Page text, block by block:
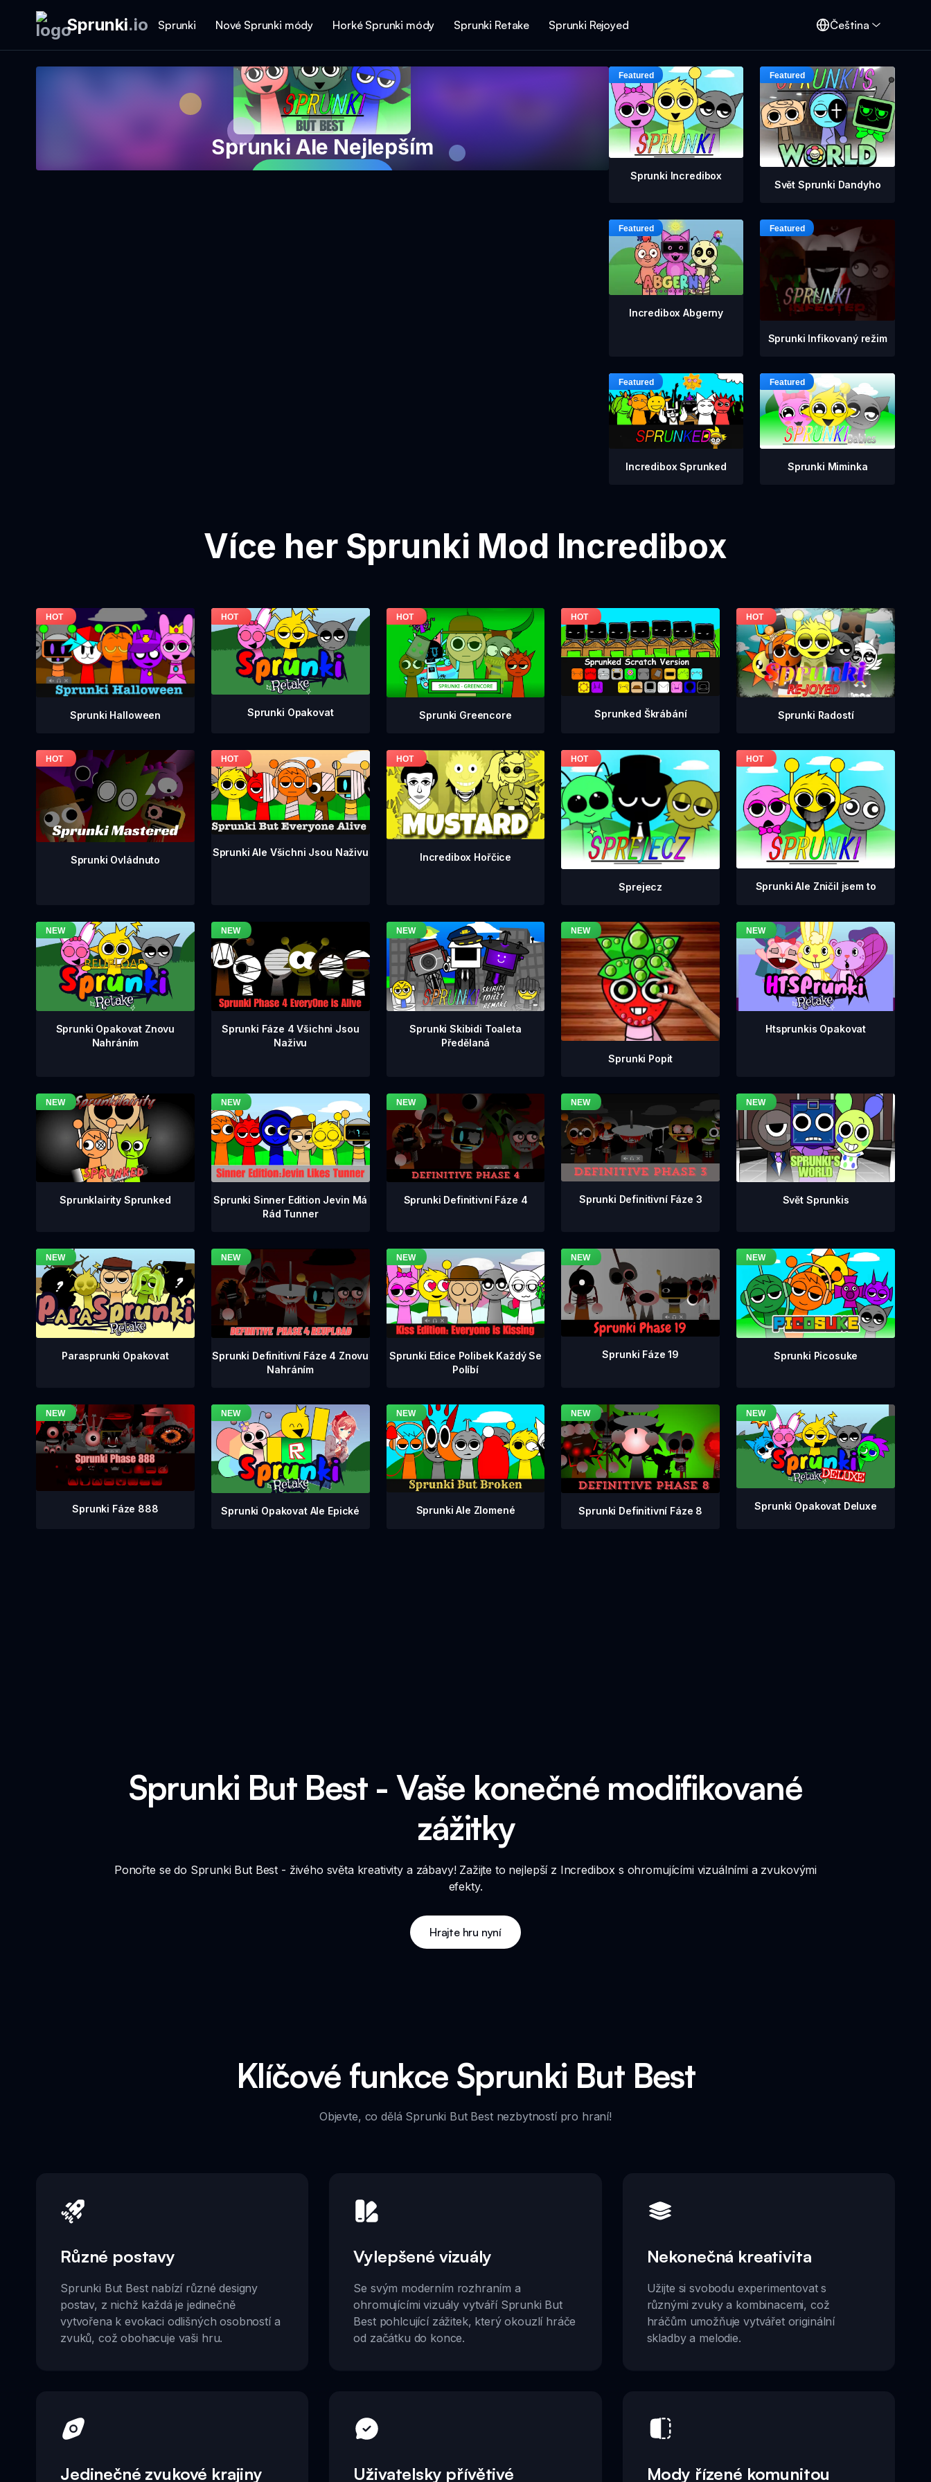
Sprunki.io Sprunki Nové Sprunki módy Horké Sprunki módy Sprunki Retake Sprunki Rejoyed Čeština
Sprunki Ale Nejlepším
Sprunki Incredibox
Svět Sprunki Dandyho
Incredibox Abgerny
Sprunki Infikovaný režim
Incredibox Sprunked Sprunki Miminka
Více her Sprunki Mod Incredibox
Sprunki Halloween Sprunki Opakovat Sprunki Greencore Sprunked Škrábání Sprunki Radostí
Sprunki Ovládnuto
Sprunki Ale Všichni Jsou Naživu Incredibox Hořčice
Sprejecz Sprunki Ale Zničil jsem to
Sprunki Opakovat Znovu
Nahráním
Sprunki Fáze 4 Všichni Jsou
Naživu
Sprunki Skibidi Toaleta
Předělaná
Sprunki Popit
Htsprunkis Opakovat
Sprunklairity Sprunked
Sprunki Sinner Edition Jevin Má
Rád Tunner
Sprunki Definitivní Fáze 4 Sprunki Definitivní Fáze 3 Svět Sprunkis
Parasprunki Opakovat
Sprunki Definitivní Fáze 4 Znovu
Nahráním
Sprunki Edice Polibek Každý Se
Políbí
Sprunki Fáze 19 Sprunki Picosuke
Sprunki Fáze 888 Sprunki Opakovat Ale Epické Sprunki Ale Zlomené Sprunki Definitivní Fáze 8 Sprunki Opakovat Deluxe
Sprunki But Best - Vaše konečné modifikované
zážitky
Ponořte se do Sprunki But Best - živého světa kreativity a zábavy! Zažijte to nejlepší z Incredibox s ohromujícími vizuálními a zvukovými
efekty.
Hrajte hru nyní
Klíčové funkce Sprunki But Best
Objevte, co dělá Sprunki But Best nezbytností pro hraní!
Různé postavy
Sprunki But Best nabízí různé designy
postav, z nichž každá je jedinečně
vytvořena k evokaci odlišných osobností a
zvuků, což obohacuje vaši hru.
Vylepšené vizuály
Se svým moderním rozhraním a
ohromujícími vizuály vytváří Sprunki But
Best pohlcující zážitek, který okouzlí hráče
od začátku do konce.
Nekonečná kreativita
Užijte si svobodu experimentovat s
různými zvuky a kombinacemi, což
hráčům umožňuje vytvářet originální
skladby a melodie.
Jedinečné zvukové krajiny Uživatelsky přívětivé Mody řízené komunitou